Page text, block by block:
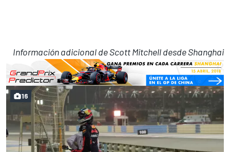
Información adicional de Scott Mitchell desde Shanghai
16